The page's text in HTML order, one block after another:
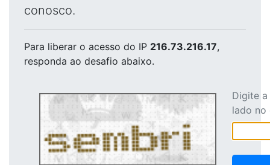
conosco.
Para liberar o acesso do IP 216.73.216.17,
responda ao desafio abaixo.
Digite
lado no